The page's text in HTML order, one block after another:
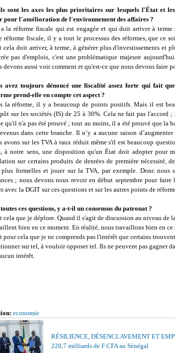
sont les axes les plus prioritaires sur lesquels l'État et
pour l'amélioration de l'environnement des affaires ?
la réforme fiscale qui est engagée et qui doit arriver à terme
réforme fiscale, il y a tout le processus des réformes, que ce
cela doit arriver, à terme, à générer plus d'investissements et
pas d'emplois, c'est une problématique majeure
devons aussi voir comment et qu'est-ce que nous devons faire
avez toujours dénoncé une fiscalité assez forte qui fait
prend-elle en compte cet aspect ?
la réforme, il y a beaucoup de points positifs. Mais il est
sur les sociétés (IS) de 25 à 30%. Cela ne fait pas l'accord ;
qu'il n'a pas été prouvé ; tout au moins, il a été prouvé que la
dans cette branche. Il n’y a aucune raison
avons sur les TVA à taux réduit même s'il est beaucoup
à notre sens, une disposition qu'un État doit adopter pour
sur certains produits de denrées de première nécessité,
plus formelles et jouer sur la TVA, par exemple. Donc nous
; nous devons nous revoir en début septembre pour
avec la DGIT sur ces questions et sur les autres points de
ces questions, y a-t-il un consensus du patronat ?
cela que je déplore. Quand il s'agit de discussion au niveau de
bien en ce moment. En réalité, nous travaillons bien en ce
pour cela que je ne comprends pas l'intérêt que certains
sur tel, à vouloir opposer tel. Ils ne peuvent pas gagner
intérêt.
economie
RÉSILIENCE, DÉSENCLAVEMENT ET
220,7 milliards de F CFA au Sénégal